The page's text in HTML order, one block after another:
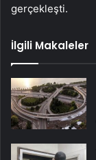
gerçekleşti.
İlgili Makaleler